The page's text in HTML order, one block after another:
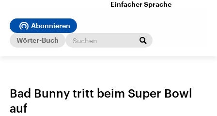
Einfacher Sprache
Abonnieren
Wörter-Buch
Bad Bunny tritt beim Super Bowl
auf